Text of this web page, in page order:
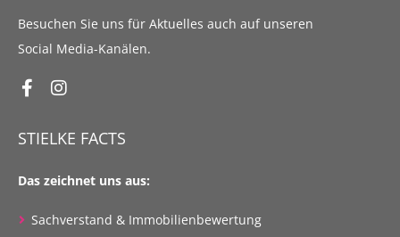
Besuchen Sie uns für Aktuelles auch auf unseren
Social Media-Kanälen.
STIELKE FACTS
Das zeichnet uns aus:
Sachverstand & Immobilienbewertung